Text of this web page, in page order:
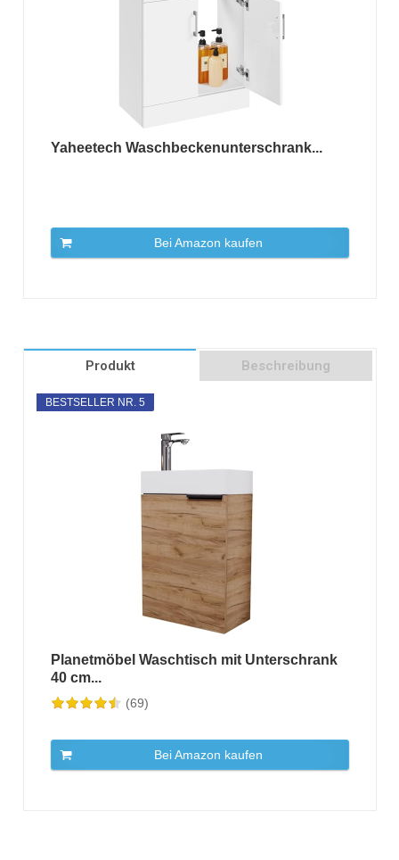
Yaheetech Waschbeckenunterschrank...
Bei Amazon kaufen
Produkt Beschreibung
BESTSELLER NR. 5
Planetmöbel Waschtisch mit Unterschrank
40 cm...
(69)
Bei Amazon kaufen